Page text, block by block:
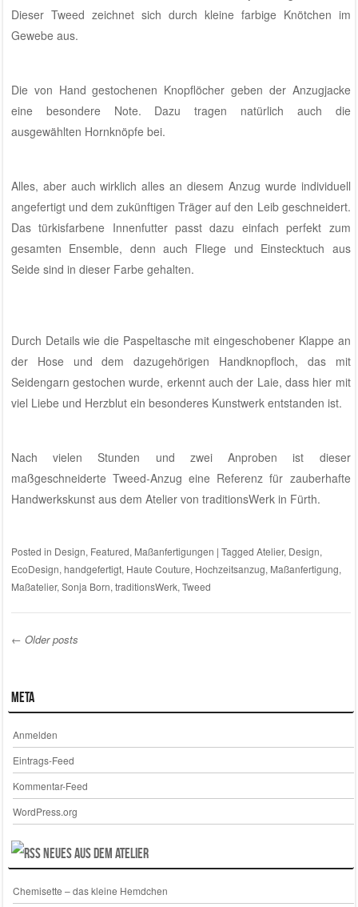
Dieser Tweed zeichnet sich durch kleine farbige Knötchen im
Gewebe aus.
Die von Hand gestochenen Knopflöcher geben der Anzugjacke
eine besondere Note. Dazu tragen natürlich auch die
ausgewählten Hornknöpfe bei.
Alles, aber auch wirklich alles an diesem Anzug wurde individuell
angefertigt und dem zukünftigen Träger auf den Leib geschneidert.
Das türkisfarbene Innenfutter passt dazu einfach perfekt zum
gesamten Ensemble, denn auch Fliege und Einstecktuch aus
Seide sind in dieser Farbe gehalten.
Durch Details wie die Paspeltasche mit eingeschobener Klappe an
der Hose und dem dazugehörigen Handknopfloch, das mit
Seidengarn gestochen wurde, erkennt auch der Laie, dass hier mit
viel Liebe und Herzblut ein besonderes Kunstwerk entstanden ist.
Nach vielen Stunden und zwei Anproben ist dieser
maßgeschneiderte Tweed-Anzug eine Referenz für zauberhafte
Handwerkskunst aus dem Atelier von traditionsWerk in Fürth.
Posted in Design, Featured, Maßanfertigungen | Tagged Atelier, Design,
EcoDesign, handgefertigt, Haute Couture, Hochzeitsanzug, Maßanfertigung,
Maßatelier, Sonja Born, traditionsWerk, Tweed
← Older posts
Meta
Anmelden
Eintrags-Feed
Kommentar-Feed
WordPress.org
Neues aus dem Atelier
Chemisette – das kleine Hemdchen